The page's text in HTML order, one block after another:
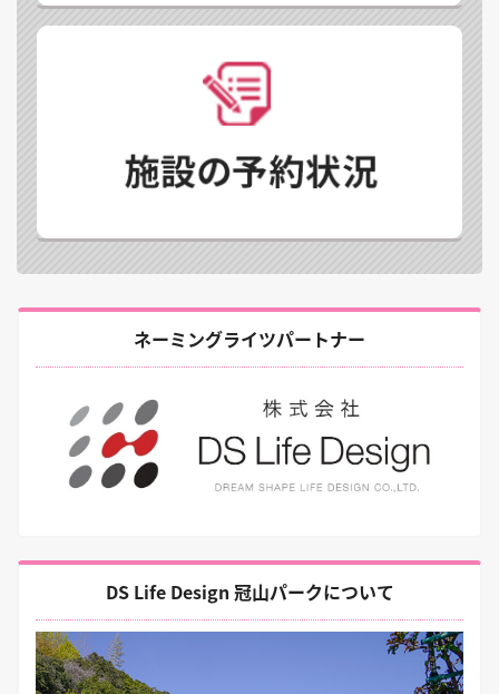
ネーミングライツパートナー
DS Life Design 冠山パークについて